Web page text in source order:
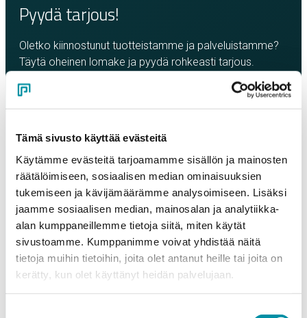
Tämä sivusto käyttää evästeitä
Käytämme evästeitä tarjoamamme sisällön ja mainosten
räätälöimiseen, sosiaalisen median ominaisuuksien
tukemiseen ja kävijämäärämme analysoimiseen. Lisäksi
jaamme sosiaalisen median, mainosalan ja analytiikka-
alan kumppaneillemme tietoja siitä, miten käytät
sivustoamme. Kumppanimme voivat yhdistää näitä
tietoja muihin tietoihin, joita olet antanut heille tai joita on
kerätty, kun olet käyttänyt heidän palvelujaan.
Pyydä tarjous!
Oletko kiinnostunut tuotteistamme ja palveluistamme?
Täytä oheinen lomake ja pyydä rohkeasti tarjous.
Olemme sinuun yhteydessä mahdollisimman pian!
Yhteyshenkilö
Sähköposti*
Puhelinnumero